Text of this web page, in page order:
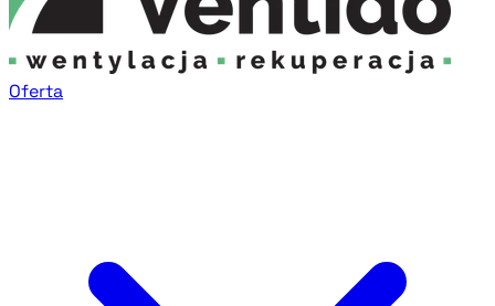
Oferta